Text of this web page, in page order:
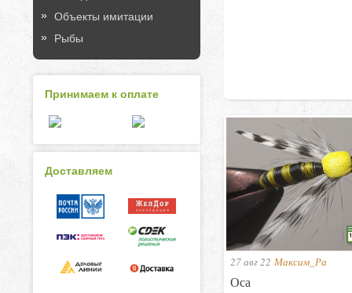
Объекты имитации
Рыбы
Принимаем к оплате
Доставляем
27 авг 22 Максим_Ра
Оса